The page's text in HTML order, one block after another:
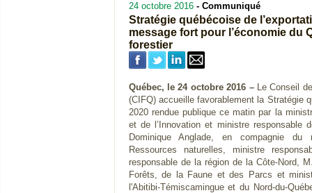
24 octobre 2016 - Communiqué
Stratégie québécoise de
message fort pour l’économie du
forestier
Québec, le 24 octobre 2016 –Le Conseil
(CIFQ) accueille favorablement la Stratégie
2020 rendue publique ce matin par la
et de l’Innovation et ministre responsable
Dominique Anglade, en compagnie
Ressources naturelles, ministre
responsable de la région de la Côte-Nord,
Forêts, de la Faune et des Parcs et
l'Abitibi-Témiscamingue et du Nord-du-